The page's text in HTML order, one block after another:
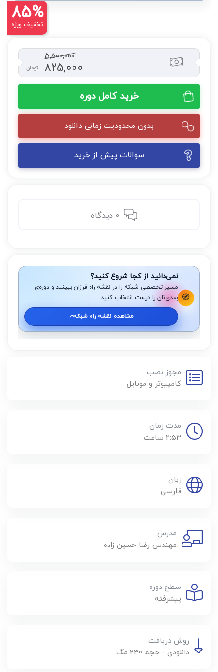
85%
تخفیف ویژه
5,500,000
825,000 تومان
خرید کامل دوره
بدون محدودیت زمانی دانلود
سوالات پیش از خرید
🧭
نمی‌دانید از کجا شروع کنید؟
مسیر تخصصی شبکه را در نقشه راه فرزان ببینید و دوره‌ی
بعدی‌تان را درست انتخاب کنید.
مشاهده نقشه راه شبکه↗️
مجوز نصب
کامپیوتر و موبایل
مدت زمان
2:53 ساعت
زبان
فارسی
مدرس
مهندس رضا حسين زاده
سطح دوره
پیشرفته
روش دریافت
دانلودی - حجم 230 مگ